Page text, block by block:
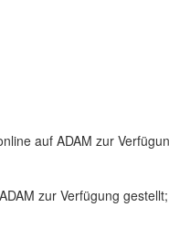
auf ADAM zur
zur Verfügung